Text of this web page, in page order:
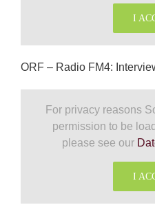
I
ORF – Radio FM4:
For privacy reasons
permission to be
please see our
I